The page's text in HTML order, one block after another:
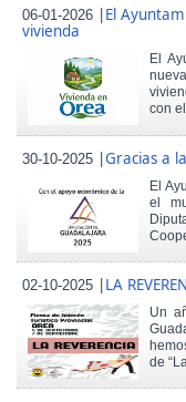
06-01-2026 |El
vivienda
El
con
30-10-2025 |Gracias a
El
el
02-10-2025 |LA
Un
de